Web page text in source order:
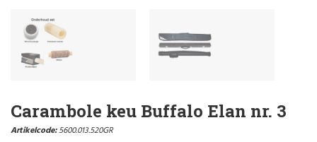
Carambole keu Buffalo Elan nr. 3
Artikelcode:5600.013.520GR